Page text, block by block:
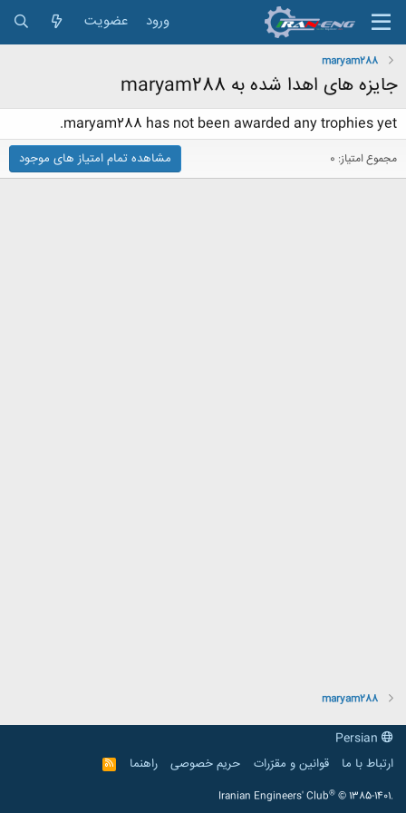
ورود عضویت
maryam288
جایزه های اهدا شده به maryam288
maryam288 has not been awarded any trophies yet.
مجموع امتیاز: 0 مشاهده تمام امتیاز های موجود
maryam288
ارتباط با ما
قوانین و مقرّرات حریم خصوصی راهنما
R
S
Iranian Engineers' Club® © 1385-1401.